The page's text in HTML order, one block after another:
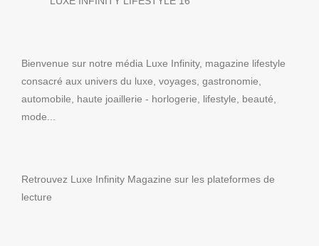
Bienvenue sur notre média Luxe Infinity, magazine lifestyle
consacré aux univers du luxe, voyages, gastronomie,
automobile, haute joaillerie - horlogerie, lifestyle, beauté,
mode...
Retrouvez Luxe Infinity Magazine sur les plateformes de
lecture